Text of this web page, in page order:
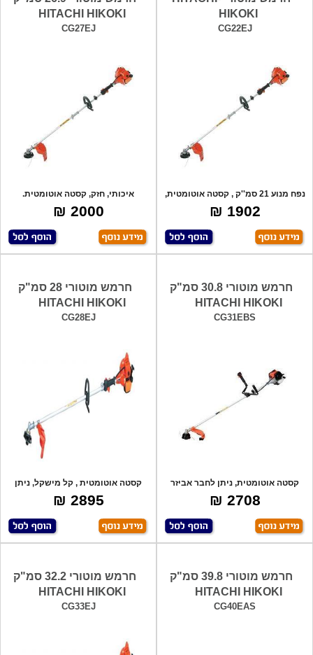
HIKOKI
CG22EJ
נפח מנוע 21 סמ''ק , קסטה אוטומטית,
ניתן
1902 ₪
HITACHI HIKOKI
CG27EJ
איכותי, חזק, קסטה אוטומטית.
2000 ₪
חרמש מוטורי 30.8 סמ"ק
HITACHI HIKOKI
CG31EBS
קסטה אוטומטית, ניתן לחבר אביזר
ניסור/גיז
2708 ₪
חרמש מוטורי 28 סמ"ק
HITACHI HIKOKI
CG28EJ
קסטה אוטומטית , קל מישקל, ניתן
לחבר אביז
2895 ₪
חרמש מוטורי 39.8 סמ"ק
HITACHI HIKOKI
CG40EAS
חרמש מוטורי 32.2 סמ"ק
HITACHI HIKOKI
CG33EJ